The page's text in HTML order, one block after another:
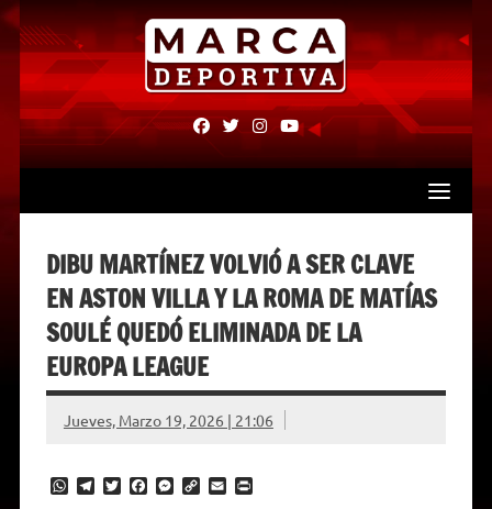
Skip
to
content
fab
fa-
fab
fa-
fab fab
DIBU MARTÍNEZ VOLVIÓ A SER CLAVE
EN ASTON VILLA Y LA ROMA DE MATÍAS
SOULÉ QUEDÓ ELIMINADA DE LA
EUROPA LEAGUE
Jueves, Marzo 19, 2026 | 21:06
W T
T
F
M C
E
P